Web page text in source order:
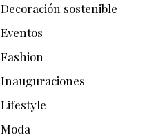
Decoración sostenible
Eventos
Fashion
Inauguraciones
Lifestyle
Moda